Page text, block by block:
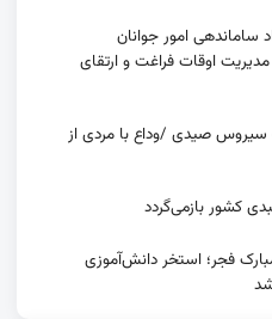
ساماندهی امور جوانان
اوقات فراغت و ارتقای
سیروس صیدی /وداع با مردی از
کشور بازمی‌گردد
فجر؛ استخر دانش‌آموزی